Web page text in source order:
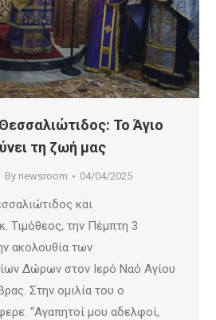
Το Άγιο
τη ζωή μας
By newsroom 04/04/2025
και
Τιμόθεος, την Πέμπτη 3
ακολουθία των
Δώρων στον Ιερό Ναό Αγίου
Στην ομιλία του ο
“Αγαπητοί μου αδελφοί,